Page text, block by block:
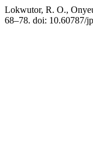
Lokwutor, R. O.,
68–78. doi: 10.60787/